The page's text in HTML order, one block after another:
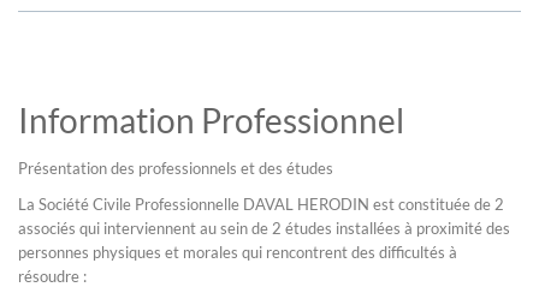
Information Professionnel
Présentation des professionnels et des études
La Société Civile Professionnelle DAVAL HERODIN est constituée de 2
associés qui interviennent au sein de 2 études installées à proximité des
personnes physiques et morales qui rencontrent des difficultés à
résoudre :